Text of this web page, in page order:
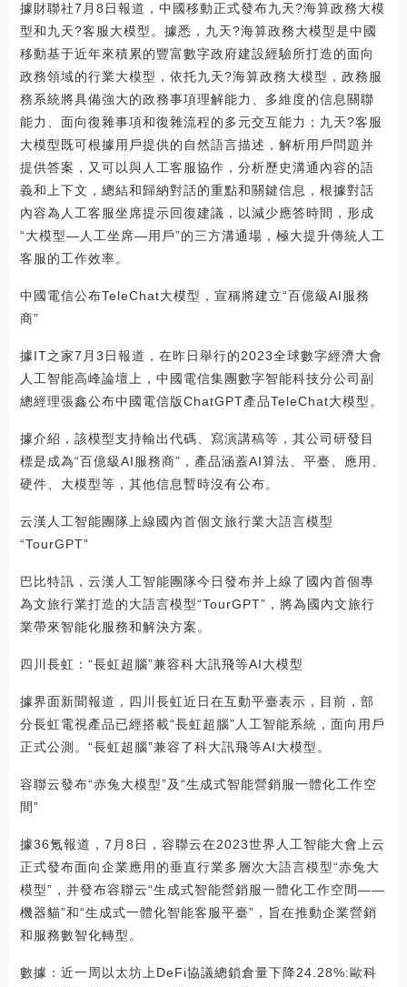
據財聯社7月8日報道，中國移動正式發布九天?海算政務大模
型和九天?客服大模型。據悉，九天?海算政務大模型是中國
移動基于近年來積累的豐富數字政府建設經驗所打造的面向
政務領域的行業大模型，依托九天?海算政務大模型，政務服
務系統將具備強大的政務事項理解能力、多維度的信息關聯
能力、面向復雜事項和復雜流程的多元交互能力；九天?客服
大模型既可根據用戶提供的自然語言描述，解析用戶問題并
提供答案，又可以與人工客服協作，分析歷史溝通內容的語
義和上下文，總結和歸納對話的重點和關鍵信息，根據對話
內容為人工客服坐席提示回復建議，以減少應答時間，形成
“大模型—人工坐席—用戶”的三方溝通場，極大提升傳統人工
客服的工作效率。
中國電信公布TeleChat大模型，宣稱將建立“百億級AI服務
商”
據IT之家7月3日報道，在昨日舉行的2023全球數字經濟大會
人工智能高峰論壇上，中國電信集團數字智能科技分公司副
總經理張鑫公布中國電信版ChatGPT產品TeleChat大模型。
據介紹，該模型支持輸出代碼、寫演講稿等，其公司研發目
標是成為“百億級AI服務商”，產品涵蓋AI算法、平臺、應用、
硬件、大模型等，其他信息暫時沒有公布。
云漢人工智能團隊上線國內首個文旅行業大語言模型
“TourGPT”
巴比特訊，云漢人工智能團隊今日發布并上線了國內首個專
為文旅行業打造的大語言模型“TourGPT”，將為國內文旅行
業帶來智能化服務和解決方案。
四川長虹：“長虹超腦”兼容科大訊飛等AI大模型
據界面新聞報道，四川長虹近日在互動平臺表示，目前，部
分長虹電視產品已經搭載“長虹超腦”人工智能系統，面向用戶
正式公測。“長虹超腦”兼容了科大訊飛等AI大模型。
容聯云發布“赤兔大模型”及“生成式智能營銷服一體化工作空
間”
據36氪報道，7月8日，容聯云在2023世界人工智能大會上云
正式發布面向企業應用的垂直行業多層次大語言模型“赤兔大
模型”，并發布容聯云“生成式智能營銷服一體化工作空間——
機器貓”和“生成式一體化智能客服平臺”，旨在推動企業營銷
和服務數智化轉型。
數據：近一周以太坊上DeFi協議總鎖倉量下降24.28%:歐科